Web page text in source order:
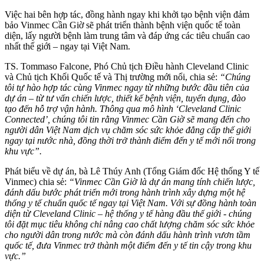
Việc hai bên hợp tác, đồng hành ngay khi khởi tạo bệnh viện đảm
bảo Vinmec Cần Giờ sẽ phát triển thành bệnh viện quốc tế toàn
diện, lấy người bệnh làm trung tâm và đáp ứng các tiêu chuẩn cao
nhất thế giới – ngay tại Việt Nam.
TS. Tommaso Falcone, Phó Chủ tịch Điều hành Cleveland Clinic
và Chủ tịch Khối Quốc tế và Thị trường mới nổi, chia sẻ: “Chúng
tôi tự hào hợp tác cùng Vinmec ngay từ những bước đầu tiên của
dự án – từ tư vấn chiến lược, thiết kế bệnh viện, tuyển dụng, đào
tạo đến hỗ trợ vận hành. Thông qua mô hình ‘Cleveland Clinic
Connected’, chúng tôi tin rằng Vinmec Cần Giờ sẽ mang đến cho
người dân Việt Nam dịch vụ chăm sóc sức khỏe đẳng cấp thế giới
ngay tại nước nhà, đồng thời trở thành điểm đến y tế mới nổi trong
khu vực”.
Phát biểu về dự án, bà Lê Thúy Anh (Tổng Giám đốc Hệ thống Y tế
Vinmec) chia sẻ: “Vinmec Cần Giờ là dự án mang tính chiến lược,
đánh dấu bước phát triển mới trong hành trình xây dựng một hệ
thống y tế chuẩn quốc tế ngay tại Việt Nam. Với sự đồng hành toàn
diện từ Cleveland Clinic – hệ thống y tế hàng đầu thế giới - chúng
tôi đặt mục tiêu không chỉ nâng cao chất lượng chăm sóc sức khỏe
cho người dân trong nước mà còn đánh dấu hành trình vươn tầm
quốc tế, đưa Vinmec trở thành một điểm đến y tế tin cậy trong khu
vực.”